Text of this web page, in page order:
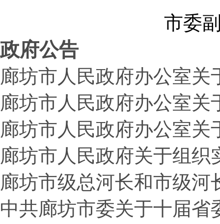
市委
政府公告
廊坊市人民政府办公室
廊坊市人民政府办公室
廊坊市人民政府办公室
廊坊市人民政府关于组
廊坊市级总河长和市级河
中共廊坊市委关于十届